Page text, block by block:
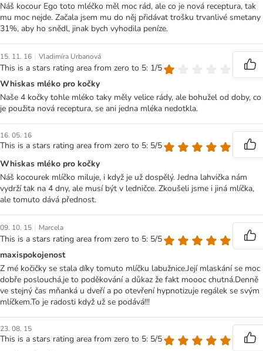
Náš kocour Ego toto mléčko měl moc rád, ale co je nová receptura, tak
mu moc nejde. Začala jsem mu do něj přidávat trošku trvanlivé smetany
31%, aby ho snědl, jinak bych vyhodila peníze.
15. 11. 16 | Vladimíra Urbanová
This is a stars rating area from zero to 5: 1/5
Whiskas mléko pro kočky
Naše 4 kočky tohle mléko taky měly velice rády, ale bohužel od doby, co
je použita nová receptura, se ani jedna mléka nedotkla.
16. 05. 16
This is a stars rating area from zero to 5: 5/5
Whiskas mléko pro kočky
Náš kocourek mlíčko miluje, i když je už dospělý. Jedna lahvička nám
vydrží tak na 4 dny, ale musí být v ledničce. Zkoušeli jsme i jiná mlíčka,
ale tomuto dává přednost.
09. 10. 15 | Marcela
This is a stars rating area from zero to 5: 5/5
maxispokojenost
Z mé kočičky se stala díky tomuto mlíčku labužnice.Její mlaskání se moc
dobře poslouchá,je to poděkování a důkaz že fakt moooc chutná.Denně
ve stejný čas mňanká u dveří a po otevření hypnotizuje regálek se svým
mlíčkem.To je radosti když už se podává!!!
23. 08. 15
This is a stars rating area from zero to 5: 5/5